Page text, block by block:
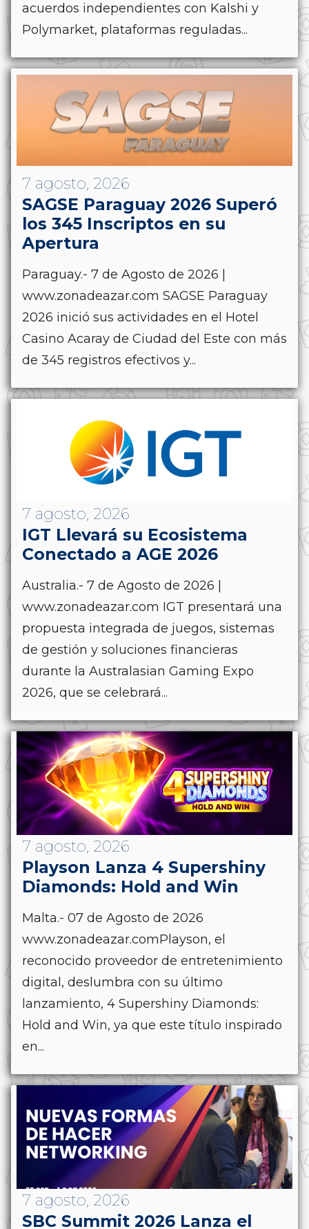
acuerdos independientes con Kalshi y
Polymarket, plataformas reguladas...
7 agosto, 2026
SAGSE Paraguay 2026 Superó
los 345 Inscriptos en su
Apertura
Paraguay.- 7 de Agosto de 2026 |
www.zonadeazar.com SAGSE Paraguay
2026 inició sus actividades en el Hotel
Casino Acaray de Ciudad del Este con más
de 345 registros efectivos y...
7 agosto, 2026
IGT Llevará su Ecosistema
Conectado a AGE 2026
Australia.- 7 de Agosto de 2026 |
www.zonadeazar.com IGT presentará una
propuesta integrada de juegos, sistemas
de gestión y soluciones financieras
durante la Australasian Gaming Expo
2026, que se celebrará...
7 agosto, 2026
Playson Lanza 4 Supershiny
Diamonds: Hold and Win
Malta.- 07 de Agosto de 2026
www.zonadeazar.comPlayson, el
reconocido proveedor de entretenimiento
digital, deslumbra con su último
lanzamiento, 4 Supershiny Diamonds:
Hold and Win, ya que este título inspirado
en...
7 agosto, 2026
SBC Summit 2026 Lanza el